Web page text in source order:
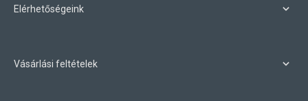
Elérhetőségeink
Vásárlási feltételek